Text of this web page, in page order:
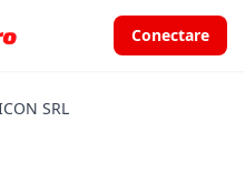
Conectare
SRL